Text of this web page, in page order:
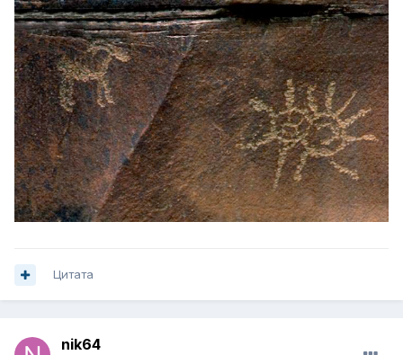
Цитата
nik64